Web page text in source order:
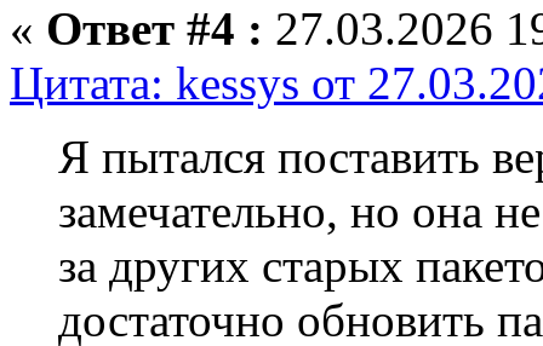
« Ответ #4 : 27.03.2026
Цитата: kessys от
Я пытался поставить
замечательно, но она
за других старых
достаточно обновить